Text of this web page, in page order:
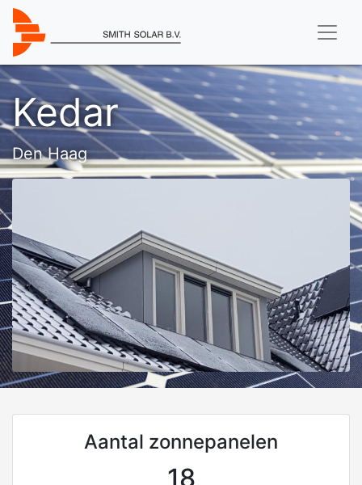
Kedar
Den Haag
Aantal zonnepanelen
18